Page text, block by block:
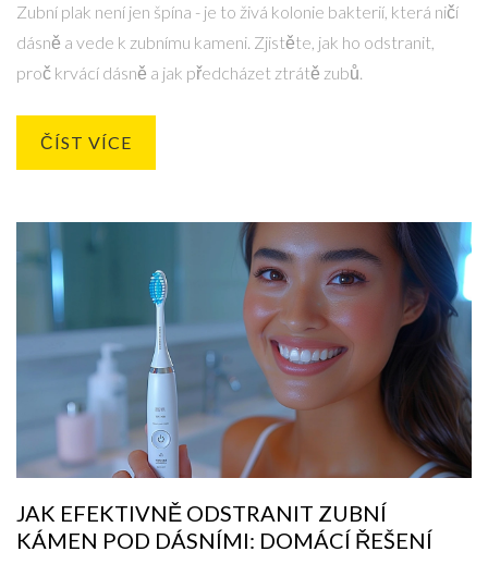
Zubní plak není jen špína - je to živá kolonie bakterií, která ničí
dásně a vede k zubnímu kameni. Zjistěte, jak ho odstranit,
proč krvácí dásně a jak předcházet ztrátě zubů.
ČÍST VÍCE
JAK EFEKTIVNĚ ODSTRANIT ZUBNÍ
KÁMEN POD DÁSNÍMI: DOMÁCÍ ŘEŠENÍ